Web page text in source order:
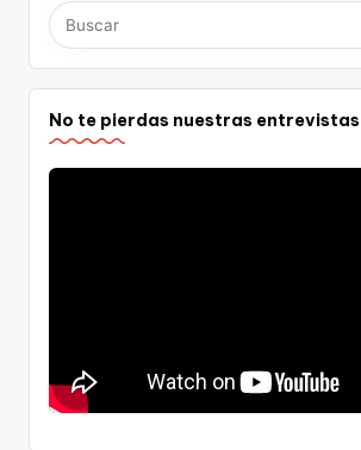
entradas
No te pierdas nuestras entrevistas